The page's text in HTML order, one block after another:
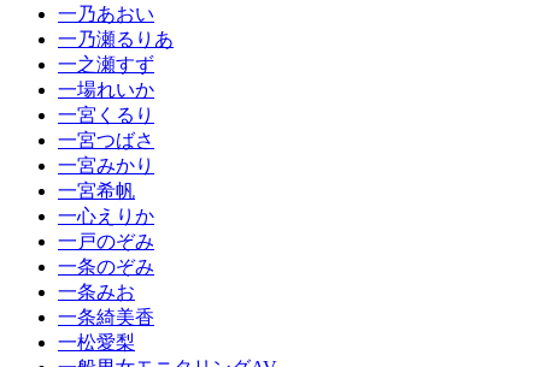
一乃あおい
一乃瀬るりあ
一之瀬すず
一場れいか
一宮くるり
一宮つばさ
一宮みかり
一宮希帆
一心えりか
一戸のぞみ
一条のぞみ
一条みお
一条綺美香
一松愛梨